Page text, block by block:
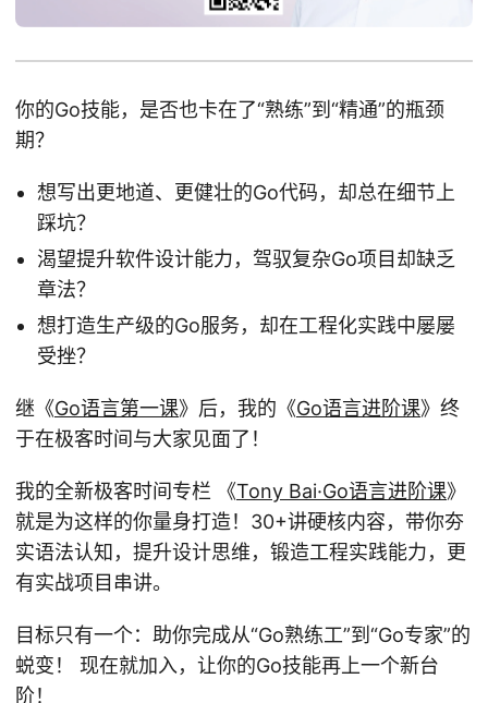
你的Go技能，是否也卡在了“熟练”到“精通”的瓶颈
期？
想写出更地道、更健壮的Go代码，却总在细节上
踩坑？
渴望提升软件设计能力，驾驭复杂Go项目却缺乏
章法？
想打造生产级的Go服务，却在工程化实践中屡屡
受挫？
继《Go语言第一课》后，我的《Go语言进阶课》终
于在极客时间与大家见面了！
我的全新极客时间专栏 《Tony Bai·Go语言进阶课》
就是为这样的你量身打造！30+讲硬核内容，带你夯
实语法认知，提升设计思维，锻造工程实践能力，更
有实战项目串讲。
目标只有一个：助你完成从“Go熟练工”到“Go专家”的
蜕变！ 现在就加入，让你的Go技能再上一个新台
阶！